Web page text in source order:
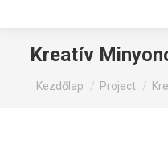
Kreatív
You are here:
Kezdőlap Project